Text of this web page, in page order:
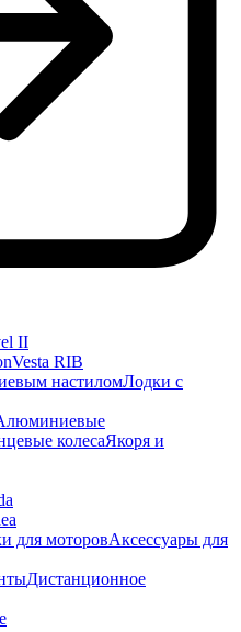
II
Vesta RIB
настиломЛодки с
колесаЯкоря и
для моторовАксессуары для
Дистанционное